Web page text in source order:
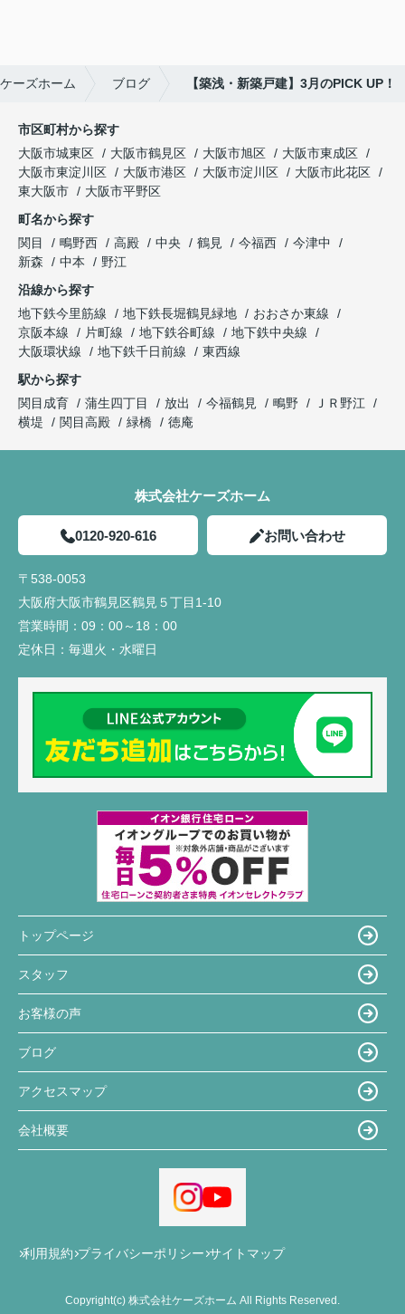
ーズホーム ブログ 【築浅・新築戸建】3月のPICK UP！
市区町村から探す
大阪市城東区
大阪市鶴見区 大阪市旭区
大阪市東成区
大阪市東淀川区
大阪市港区 大阪市淀川区
大阪市此花区
東大阪市
大阪市平野区
町名から探す
関目
鴫野西 高殿 中央 鶴見 今福西
今津中
新森
中本
野江
沿線から探す
地下鉄今里筋線
地下鉄長堀鶴見緑地
おおさか東線
京阪本線
片町線 地下鉄谷町線
地下鉄中央線
大阪環状線
地下鉄千日前線
東西線
駅から探す
関目成育
蒲生四丁目 放出 今福鶴見 鴫野
ＪＲ野江
横堤
関目高殿 緑橋 徳庵
株式会社ケーズホーム
0120-920-616 お問い合わせ
〒538-0053
大阪府大阪市鶴見区鶴見５丁目1-10
営業時間： 09：00～18：00
定休日： 毎週火・水曜日
トップページ
スタッフ
お客様の声
ブログ
アクセスマップ
会社概要
利用規約 プライバシーポリシー サイトマップ
Copyright(c) 株式会社ケーズホーム All Rights Reserved.